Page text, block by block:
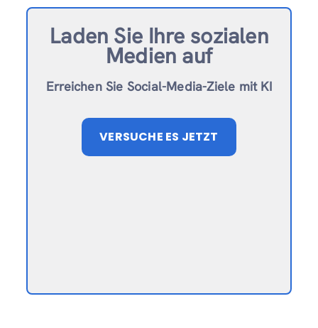
Laden Sie Ihre sozialen
Medien auf
Erreichen Sie Social-Media-Ziele mit KI
VERSUCHE ES JETZT